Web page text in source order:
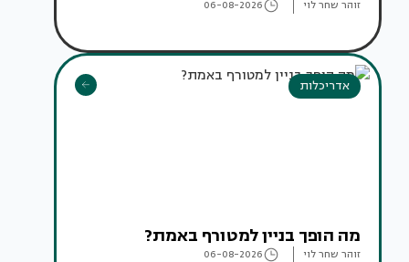
זוהר שחר לוי 06-08-2026
אדריכלות
מה הופך בניין למטורף באמת?
זוהר שחר לוי 06-08-2026